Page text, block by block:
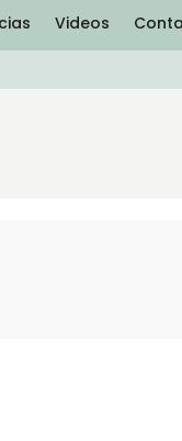
Videos